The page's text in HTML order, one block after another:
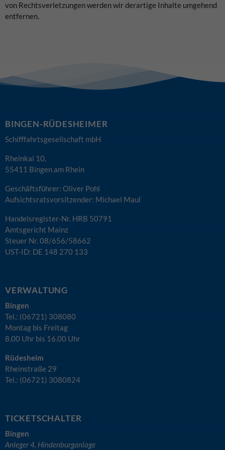
von Rechtsverletzungen werden wir derartige Inhalte umgehend
entfernen.
BINGEN-RÜDESHEIMER
Schifffahrtsgesellschaft mbH
Rheinkai 10,
55411 Bingen am Rhein
Geschäftsführer: Oliver Pohl
Aufsichtsratsvorsitzender: Michael Maul
Handelsregister-Nr. HRB 50791
Amtsgericht Mainz
Steuer Nr. 08/656/58662
UST-ID: DE 148 270 133
VERWALTUNG
Bingen
Tel.: (06721) 308080
Montag bis Freitag
8.00 Uhr bis 16.00 Uhr
Rüdesheim
Rheinstraße 29
Tel.: (06721) 3080824
TICKETSCHALTER
Bingen
Anleger 4, Hindenburganlage